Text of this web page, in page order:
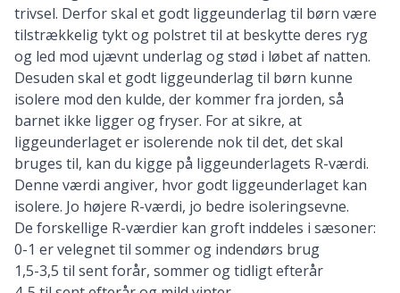
trivsel. Derfor skal et godt liggeunderlag til børn være
tilstrækkelig tykt og polstret til at beskytte deres ryg
og led mod ujævnt underlag og stød i løbet af natten.
Desuden skal et godt liggeunderlag til børn kunne
isolere mod den kulde, der kommer fra jorden, så
barnet ikke ligger og fryser. For at sikre, at
liggeunderlaget er isolerende nok til det, det skal
bruges til, kan du kigge på liggeunderlagets R-værdi.
Denne værdi angiver, hvor godt liggeunderlaget kan
isolere. Jo højere R-værdi, jo bedre isoleringsevne.
De forskellige R-værdier kan groft inddeles i sæsoner:
0-1 er velegnet til sommer og indendørs brug
1,5-3,5 til sent forår, sommer og tidligt efterår